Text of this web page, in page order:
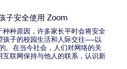
子安全使用 Zoom
种原因，许多家长平时会将安全
孩子的校园生活和人际交往——以
。在当今社会，人们对网络的关
联网保持与他人的联系，认识新